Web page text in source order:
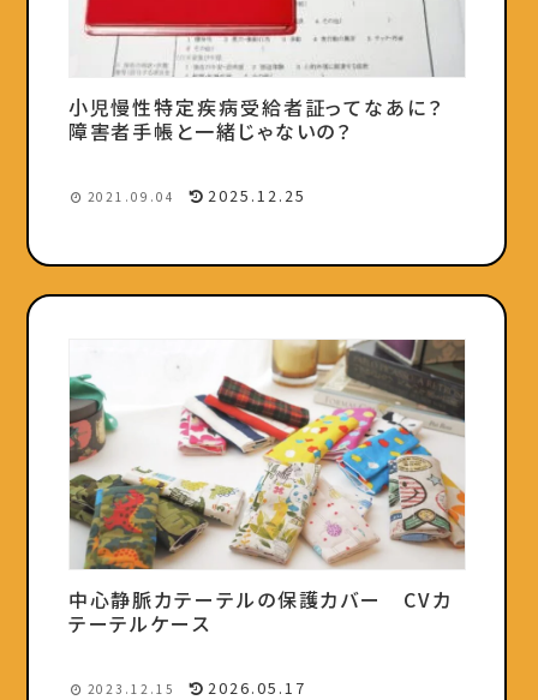
小児慢性特定疾病受給者証ってなあに？
障害者手帳と一緒じゃないの？
2021.09.04 2025.12.25
中心静脈カテーテルの保護カバー CVカ
テーテルケース
2023.12.15 2026.05.17